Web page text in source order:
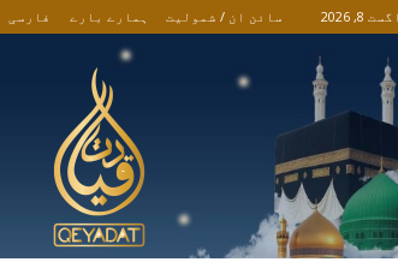
2026 سائن ان / شمولیت فارسی ہمارے بارے